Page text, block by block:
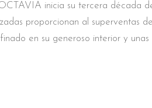
inicia su tercera década
proporcionan al superventas
en su generoso interior y unas